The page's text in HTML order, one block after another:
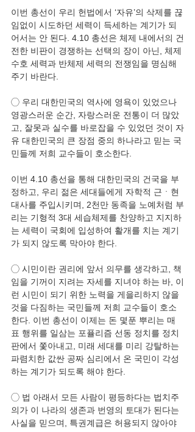
이번 총선이 우리 헌법에서 ‘자유’의 삭제를 끊
임없이 시도하던 세력이 득세하는 계기가 되
어서는 안 된다. 4.10 총선은 체제 내에서의 건
전한 비판이 경쟁하는 선택의 장이 아닌, 체제
수호 세력과 반체제 세력의 전쟁임을 명심해
주기 바란다.
◯ 우리 대한민국의 역사에 영욕이 있었으나
영광스러운 순간, 자랑스러운 전통이 더 많았
고, 잘못과 실수를 바로잡을 수 있었던 것이 자
유 대한민국의 큰 장점 중의 하나라고 믿는 국
민들께 저희 교수들이 호소한다.
이번 4.10 총선을 통해 대한민국의 건국을 부
정하고, 우리 젊은 세대들에게 자학적 근ㆍ현
대사를 주입시키며, 2천만 동족을 노예처럼 부
리는 기형적 3대 세습체제를 찬양하고 지지하
는 세력이 국회에 입성하여 활개를 치는 계기
가 되지 않도록 막아야 한다.
◯ 시민이란 권리에 앞서 의무를 생각하고, 책
임을 기꺼이 지려는 자세를 지녀야 하는 바, 이
런 시민이 되기 위한 노력을 게을리하지 않을
것을 다짐하는 국민들께 저희 교수들이 호소
한다. 이번 총선이 이제는 돈 몇푼 뿌리는 매
표 행위를 일삼는 포퓰리즘 선동 정치를 정치
판에서 쫓아내고, 미래 세대를 미리 강탈하는
파렴치한 값싼 공짜 심리에서 온 국민이 각성
하는 계기가 되도록 해야 한다.
◯ 법 아래서 모든 사람이 평등하다는 법치주
의가 이 나라의 생존과 번영의 토대가 된다는
사실을 믿으며, 특권계급은 허용되지 않아야